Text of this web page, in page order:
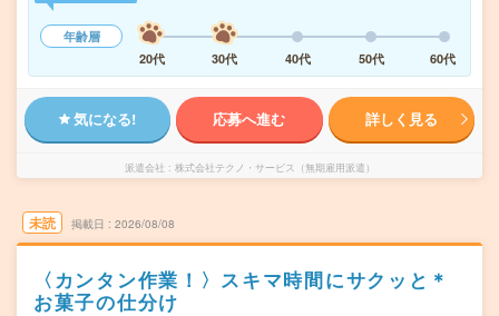
年齢層
20代
30代 40代 50代 60代
気になる! 応募へ進む 詳しく見る
派遣会社 株式会社テクノ・サービス（無期雇用派遣）
未読 掲載日 2026/08/08
〈カンタン作業！〉スキマ時間にサクッと＊
お菓子の仕分け